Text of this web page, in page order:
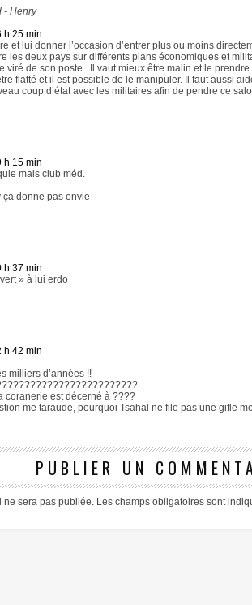
- Henry
h 25 min
et lui donner l’occasion d’entrer plus ou moins
les deux pays sur différents plans économiques et
viré de son poste . Il vaut mieux être malin et le
flatté et il est possible de le manipuler. Il faut aussi
coup d’état avec les militaires afin de pendre ce
h 15 min
mais club méd.
ça donne pas envie
h 37 min
» à lui erdo
h 42 min
milliers d’années !!
coranerie est décerné à ????
me taraude, pourquoi Tsahal ne file pas une gifle
PUBLIER UN
ne sera pas publiée. Les champs obligatoires sont